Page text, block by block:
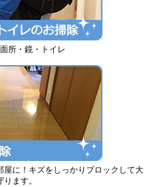
所・鏡・トイレ
に！キズをしっかりブロックして大
ます。